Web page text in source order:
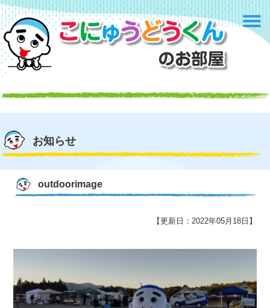
お知らせ
outdoorimage
【更新日：2022年05月18日】